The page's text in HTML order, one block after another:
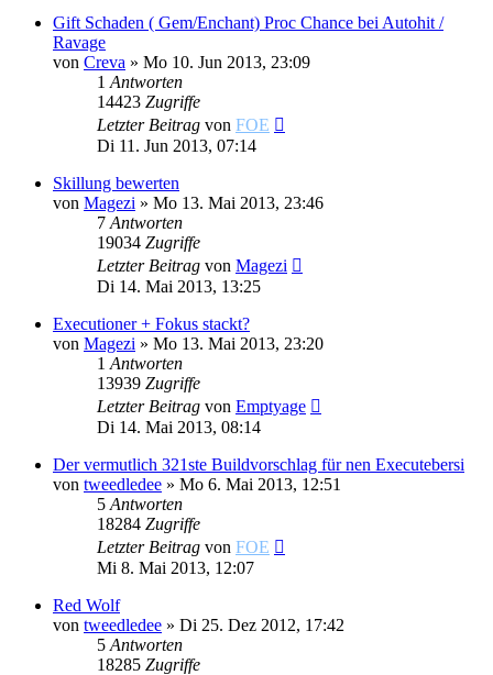
Gift Schaden ( Gem/Enchant) Proc Chance bei Autohit /
Ravage
von Creva » Mo 10. Jun 2013, 23:09
1 Antworten
14423 Zugriffe
Letzter Beitrag von FOE
Di 11. Jun 2013, 07:14
Skillung bewerten
von Magezi » Mo 13. Mai 2013, 23:46
7 Antworten
19034 Zugriffe
Letzter Beitrag von Magezi
Di 14. Mai 2013, 13:25
Executioner + Fokus stackt?
von Magezi » Mo 13. Mai 2013, 23:20
1 Antworten
13939 Zugriffe
Letzter Beitrag von Emptyage
Di 14. Mai 2013, 08:14
Der vermutlich 321ste Buildvorschlag für nen Executebersi
von tweedledee » Mo 6. Mai 2013, 12:51
5 Antworten
18284 Zugriffe
Letzter Beitrag von FOE
Mi 8. Mai 2013, 12:07
Red Wolf
von tweedledee » Di 25. Dez 2012, 17:42
5 Antworten
18285 Zugriffe